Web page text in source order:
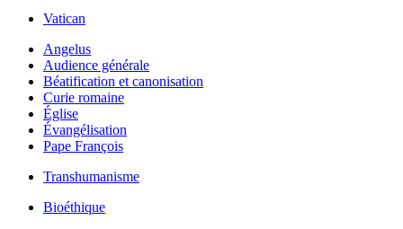
Vatican
Angelus
Audience générale
Béatification et canonisation
Curie romaine
Église
Évangélisation
Pape François
Transhumanisme
Bioéthique